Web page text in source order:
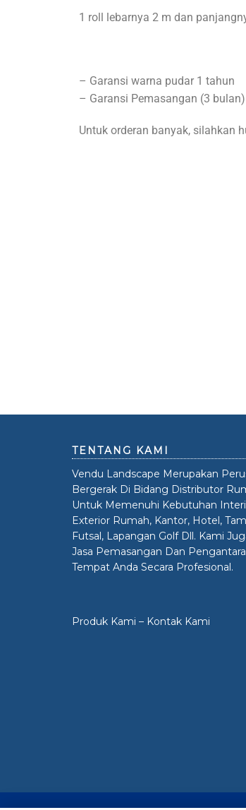
1 roll lebarnya 2 m dan
– Garansi warna pudar 1 tahun
– Garansi Pemasangan (3 bulan)
Untuk orderan banyak, silahkan
TENTANG KAMI
Vendu Landscape Merupakan
Bergerak Di Bidang Distributor
Untuk Memenuhi Kebutuhan
Exterior Rumah, Kantor, Hotel,
Futsal, Lapangan Golf Dll. Kami
Jasa Pemasangan Dan
Tempat Anda Secara Profesional.
Produk Kami – Kontak Kami